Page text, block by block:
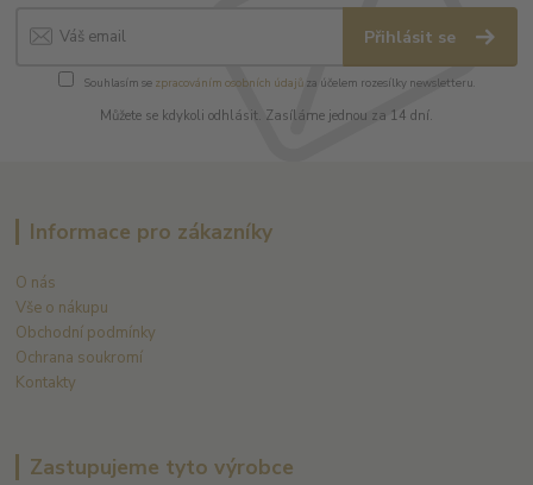
Přihlásit se
Souhlasím se zpracováním osobních údajůza účelem rozesílky newsletteru.
Můžete se kdykoli odhlásit. Zasíláme jednou za 14 dní.
Informace pro zákazníky
O nás
Vše o nákupu
Obchodní podmínky
Ochrana soukromí
Kontakty
Zastupujeme tyto výrobce